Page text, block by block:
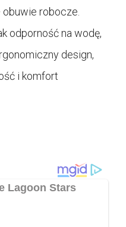
robocze.
odporność na wodę,
design,
i komfort